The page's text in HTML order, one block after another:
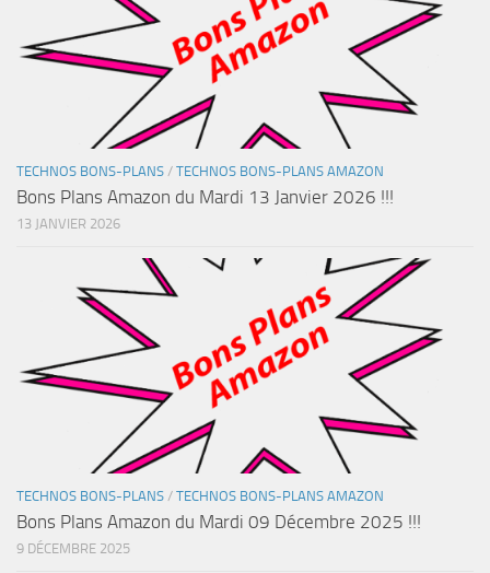
TECHNOS BONS-PLANS / TECHNOS BONS-PLANS AMAZON
Bons Plans Amazon du Mardi 13 Janvier 2026 !!!
13 JANVIER 2026
TECHNOS BONS-PLANS / TECHNOS BONS-PLANS AMAZON
Bons Plans Amazon du Mardi 09 Décembre 2025 !!!
9 DÉCEMBRE 2025